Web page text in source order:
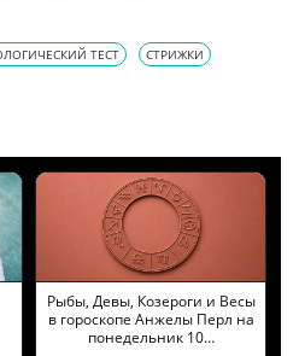
ТЕСТ СТРИЖКИ
Рыбы, Девы, Козероги и Весы
в гороскопе Анжелы Перл на
понедельник 10…